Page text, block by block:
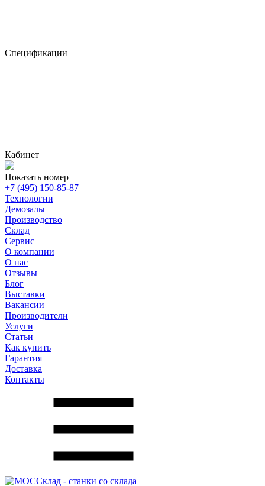
Спецификации
Кабинет
Показать номер
+7 (495) 150-85-87
Технологии
Демозалы
Производство
Склад
Сервис
О компании
О нас
Отзывы
Блог
Выставки
Вакансии
Производители
Услуги
Статьи
Как купить
Гарантия
Доставка
Контакты